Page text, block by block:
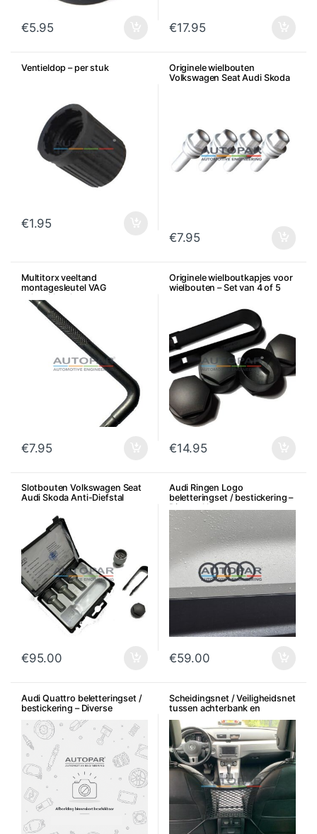
€5.95 €17.95
Ventieldop – per stuk
€1.95
Originele wielbouten
Volkswagen Seat Audi Skoda
€7.95
Multitorx veeltand
montagesleutel VAG
achterklepslot
€7.95
Originele wielboutkapjes voor
wielbouten – Set van 4 of 5
€14.95
Slotbouten Volkswagen Seat
Audi Skoda Anti-Diefstal
€95.00
Audi Ringen Logo
beletteringset / bestickering –
Diverse kleuren
€59.00
Audi Quattro beletteringset /
bestickering – Diverse
uitvoeringen
Scheidingsnet / Veiligheidsnet
tussen achterbank en
voorstoelen